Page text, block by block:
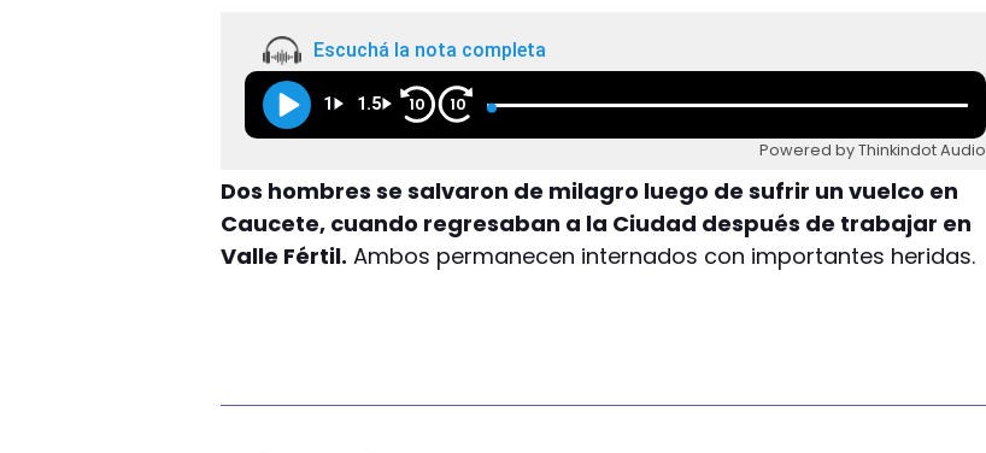
Escuchá la nota completa
1 1.5 10 10
Powered by Thinkindot Audio
Dos hombres se salvaron de milagro luego de sufrir un vuelco en
Caucete, cuando regresaban a la Ciudad después de trabajar en
Valle Fértil. Ambos permanecen internados con importantes heridas.